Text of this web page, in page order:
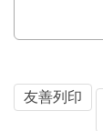
友善列印